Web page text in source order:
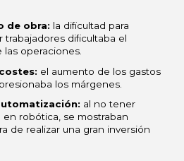
de obra: la dificultad para
trabajadores dificultaba el
operaciones.
el aumento de los gastos
los márgenes.
al no tener
en robótica, se mostraban
de realizar una gran inversión